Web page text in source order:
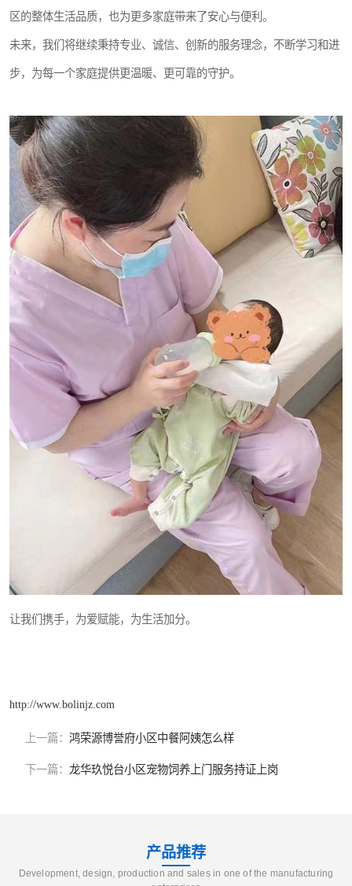
区的整体生活品质，也为更多家庭带来了安心与便利。
未来，我们将继续秉持专业、诚信、创新的服务理念，不断学习和进
步，为每一个家庭提供更温暖、更可靠的守护。
让我们携手，为爱赋能，为生活加分。
http://www.bolinjz.com
上一篇： 鸿荣源博誉府小区中餐阿姨怎么样
下一篇： 龙华玖悦台小区宠物饲养上门服务持证上岗
产品推荐
Development, design, production and sales in one of the manufacturing